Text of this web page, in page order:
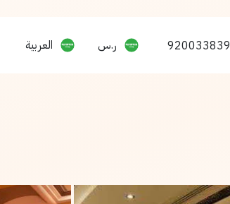
920033839 ر.س العربية